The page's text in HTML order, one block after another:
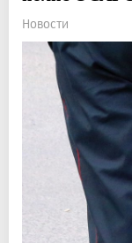
Новости